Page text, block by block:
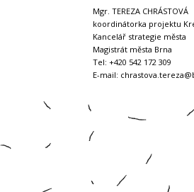
Mgr. TEREZA CHRÁSTOVÁ
koordinátorka projektu
Kancelář strategie města
Magistrát města Brna
Tel: +420 542 172 309
E-mail: